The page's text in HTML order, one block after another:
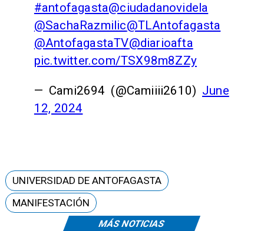
#antofagasta@ciudadanovidela
@SachaRazmilic@TLAntofagasta
@AntofagastaTV@diarioafta
pic.twitter.com/TSX98m8ZZy
— Cami2694 (@Camiiii2610) June
12, 2024
MÁS NOTICIAS
UNIVERSIDAD DE ANTOFAGASTA
MANIFESTACIÓN